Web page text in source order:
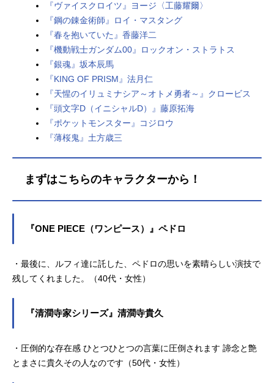
『ヴァイスクロイツ』ヨージ〈工藤耀爾〉
『鋼の錬金術師』ロイ・マスタング
『春を抱いていた』香藤洋二
『機動戦士ガンダム00』ロックオン・ストラトス
『銀魂』坂本辰馬
『KING OF PRISM』法月仁
『天惺のイリュミナシア～オトメ勇者～』クロービス
『頭文字D（イニシャルD）』藤原拓海
『ポケットモンスター』コジロウ
『薄桜鬼』土方歳三
まずはこちらのキャラクターから！
『ONE PIECE（ワンピース）』ペドロ
・最後に、ルフィ達に託した、ペドロの思いを素晴らしい演技で
残してくれました。（40代・女性）
『清澗寺家シリーズ』清澗寺貴久
・圧倒的な存在感 ひとつひとつの言葉に圧倒されます 諦念と艶
とまさに貴久その人なのです（50代・女性）